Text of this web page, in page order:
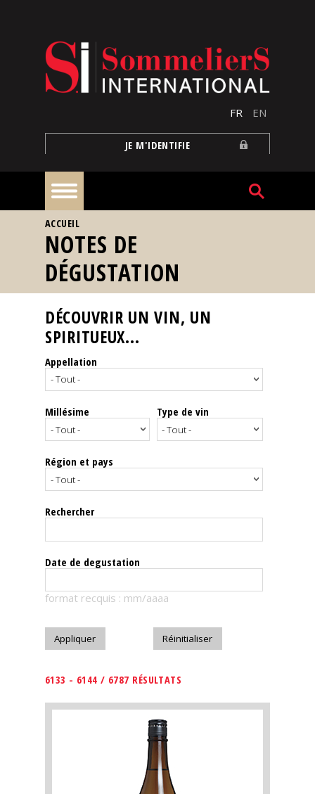
FR EN
JE M'IDENTIFIE
À
la
une
Reportages
Nos
Spiritueux
Notes
dégustation
Le
magazine
Télécharger
VOUS ÊTES ICI
ACCUEIL
NOTES DE
DÉGUSTATION
DÉCOUVRIR UN VIN, UN
SPIRITUEUX...
Appellation
Millésime Type de vin
Région et pays
Rechercher
Date de degustation
format recquis : mm/aaaa
6133 - 6144 / 6787 RÉSULTATS